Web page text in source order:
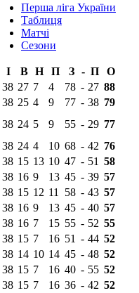
Перша ліга України
Таблиця
Матчi
Сезони
І В Н П З - П
О
38 27 7 4 78 - 27 88
38 25 4 9 77 - 38 79
38 24 5 9 55 - 29 77
38 24 4 10 68 - 42 76
38 15 13 10 47 - 51 58
38 16 9 13 45 - 39 57
38 15 12 11 58 - 43 57
38 16 9 13 45 - 40 57
38 16 7 15 55 - 52 55
38 15 7 16 51 - 44 52
38 14 10 14 45 - 48 52
38 15 7 16 40 - 55 52
38 15 7 16 36 - 42 52